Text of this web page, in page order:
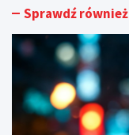
E
E
N
r
y
Sprawdź również